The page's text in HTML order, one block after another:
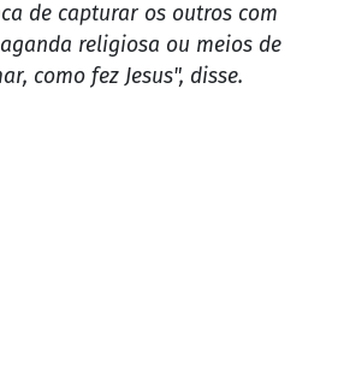
de capturar os outros com
religiosa ou meios de
como fez Jesus", disse.